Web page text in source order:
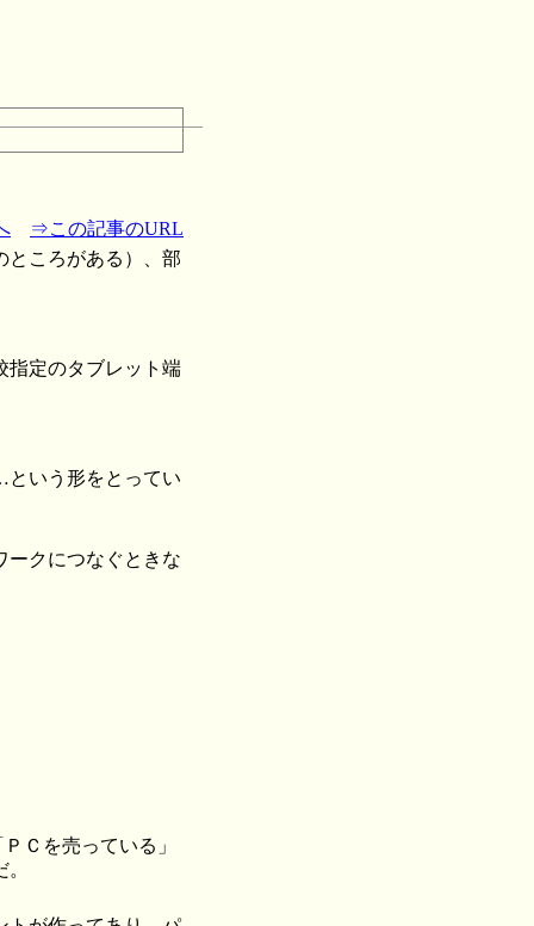
⇒この記事のURL
ところがある）、部
指定のタブレット端
いう形をとってい
ークにつなぐときな
Ｃを売っている」